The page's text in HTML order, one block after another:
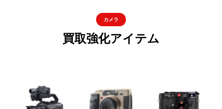
カメラ
買取強化アイテム